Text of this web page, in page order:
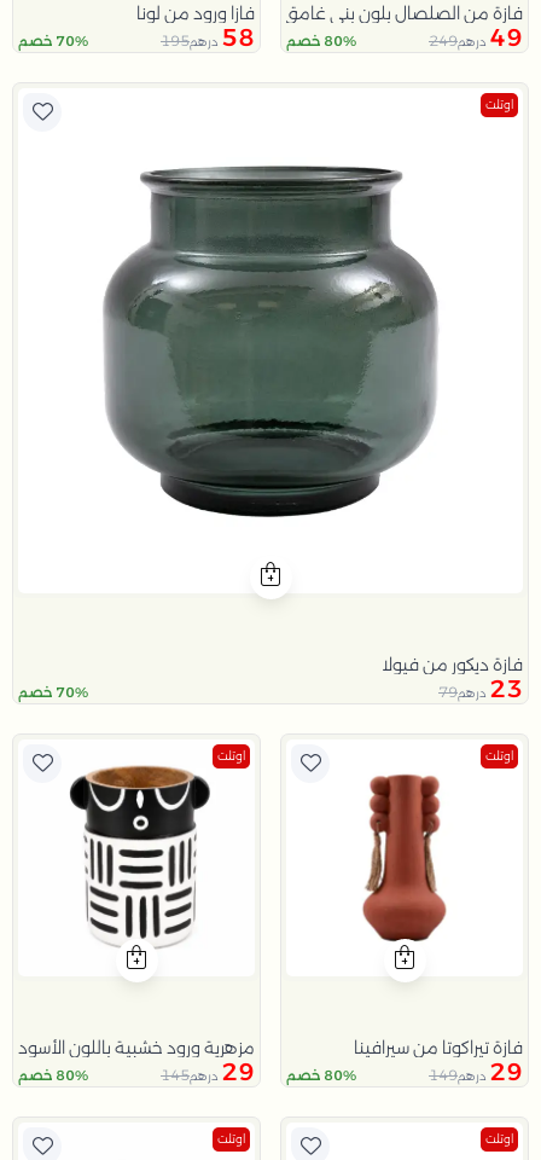
فازة من الصلصال بلون بني غامق مع لمسة أوراق الموز من سيرافينا
49 درهم249 80% خصم
فازا ورود من لونا
58 درهم195 70% خصم
اوتلت
فازة ديكور من فيولا
23 درهم79 70% خصم
اوتلت
فازة تيراكوتا من سيرافينا
29 درهم149 80% خصم
اوتلت
مزهرية ورود خشبية باللون الأسود و الأبيض من دويل
29 درهم145 80% خصم
اوتلت اوتلت